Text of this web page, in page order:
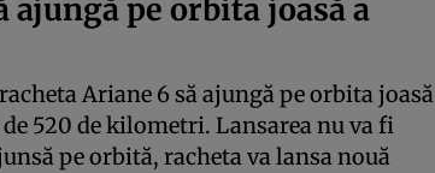
ajungă pe orbita joasă a
Ariane 6 să ajungă pe orbita joasă
520 de kilometri. Lansarea nu va fi
pe orbită, racheta va lansa nouă